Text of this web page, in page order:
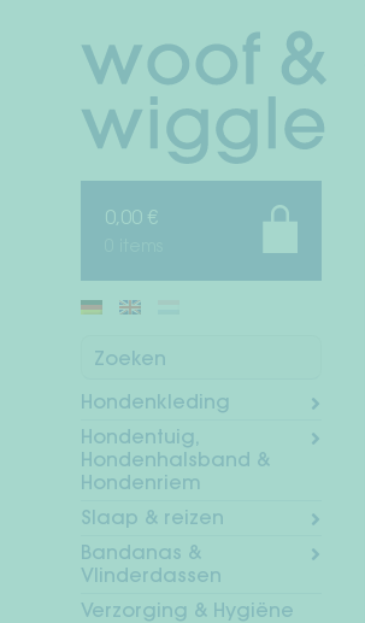
door
naar
naar
de
0,00 €
Zoeken
Hondenkleding
Hondentuig,
Hondenhalsband &
Hondenriem
Slaap & reizen
Bandanas &
Vlinderdassen
Verzorging & Hygiëne